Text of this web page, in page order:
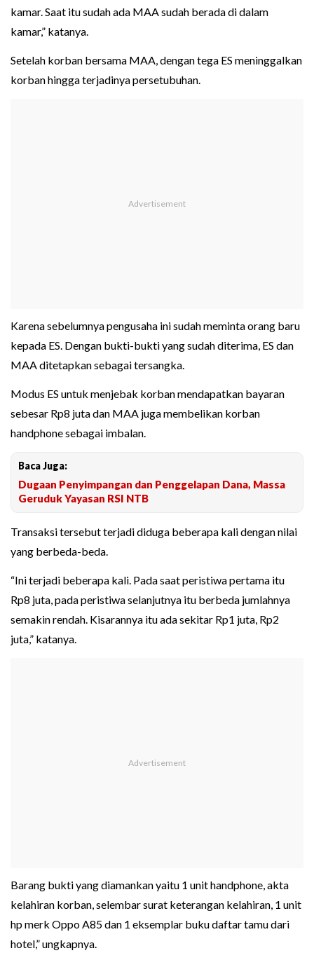
kamar. Saat itu sudah ada MAA sudah berada di dalam
kamar,” katanya.
Setelah korban bersama MAA, dengan tega ES meninggalkan
korban hingga terjadinya persetubuhan.
Karena sebelumnya pengusaha ini sudah meminta orang baru
kepada ES. Dengan bukti-bukti yang sudah diterima, ES dan
MAA ditetapkan sebagai tersangka.
Modus ES untuk menjebak korban mendapatkan bayaran
sebesar Rp8 juta dan MAA juga membelikan korban
handphone sebagai imbalan.
Baca Juga:
Dugaan Penyimpangan dan Penggelapan Dana, Massa
Geruduk Yayasan RSI NTB
Transaksi tersebut terjadi diduga beberapa kali dengan nilai
yang berbeda-beda.
“Ini terjadi beberapa kali. Pada saat peristiwa pertama itu
Rp8 juta, pada peristiwa selanjutnya itu berbeda jumlahnya
semakin rendah. Kisarannya itu ada sekitar Rp1 juta, Rp2
juta,” katanya.
Barang bukti yang diamankan yaitu 1 unit handphone, akta
kelahiran korban, selembar surat keterangan kelahiran, 1 unit
hp merk Oppo A85 dan 1 eksemplar buku daftar tamu dari
hotel,” ungkapnya.